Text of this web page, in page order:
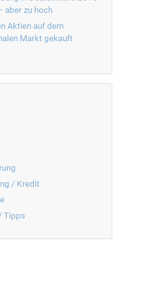
aber zu hoch
Aktien auf dem
Markt gekauft
/ Kredit
Tipps